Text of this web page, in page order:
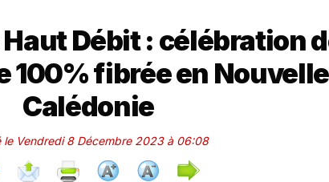
Débit : célébration
100% fibrée en
Calédonie
le Vendredi 8 Décembre 2023 à 06:08